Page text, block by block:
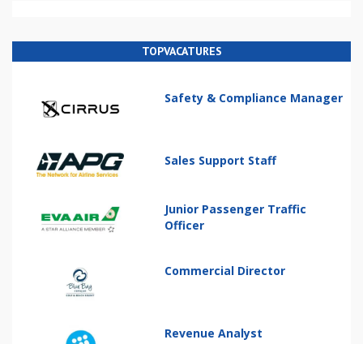
TOPVACATURES
Safety & Compliance Manager
Sales Support Staff
Junior Passenger Traffic
Officer
Commercial Director
Revenue Analyst